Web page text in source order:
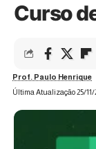
Curso
Última Atualização 25/11/
Prof. Paulo Henrique